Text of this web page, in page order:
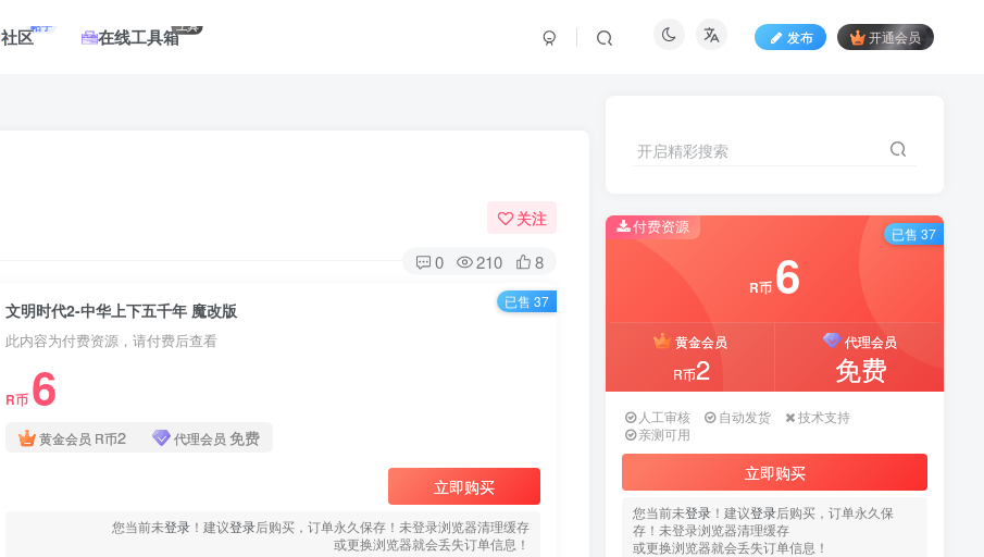
社区帖子 在线工具箱工具
发布 开通会员
关注
0 210 8
文明时代2-中华上下五千年 魔改版
此内容为付费资源，请付费后查看
R币 6
黄金会员 R币2 代理会员 免费
立即购买
您当前未登录 ！建议登录后购买，订单永久保存！未登录浏览器清理缓存
或更换浏览器就会丢失订单信息！
已售 37
开启精彩搜索
付费资源
R币 6
黄金会员
R币2
代理会员
免费
人工审核 自动发货
技术支持
亲测可用
立即购买
您当前未登录 ！建议登录后购买，订单永久保
存！未登录浏览器清理缓存
或更换浏览器就会丢失订单信息！
已售 37
开启精彩搜索
付费资源
R币 6
黄金会员
R币2
代理会员
免费
人工审核 自动发货
技术支持
亲测可用
立即购买
您当前未登录 ！建议登录后购买，订单永久保
存！未登录浏览器清理缓存
或更换浏览器就会丢失订单信息！
已售 37